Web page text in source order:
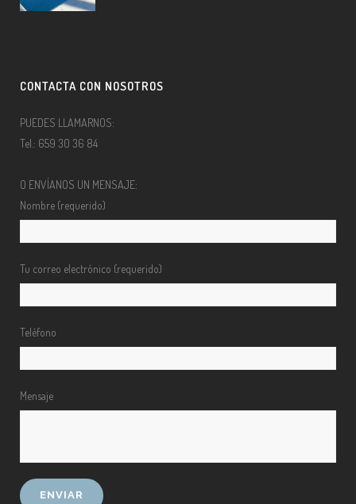
CONTACTA CON NOSOTROS
PUEDES LLAMARNOS:
Tel.: 659 30 36 84
O ENVÍANOS UN MENSAJE:
Nombre (requerido)
Tu correo electrónico (requerido)
Teléfono
Mensaje